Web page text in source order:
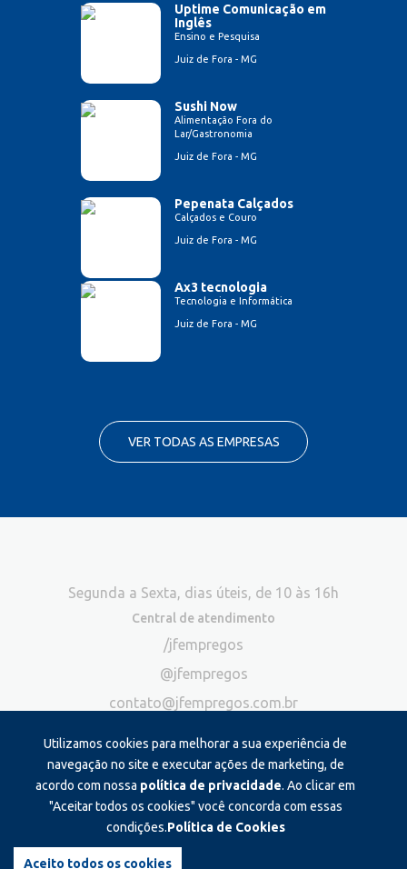
Uptime Comunicação em
Inglês
Ensino e Pesquisa
Juiz de Fora - MG
Sushi Now
Alimentação Fora do
Lar/Gastronomia
Juiz de Fora - MG
Pepenata Calçados
Calçados e Couro
Juiz de Fora - MG
Ax3 tecnologia
Tecnologia e Informática
Juiz de Fora - MG
VER TODAS AS EMPRESAS
Utilizamos cookies para melhorar a sua experiência de
navegação no site e executar ações de marketing, de
acordo com nossa política de privacidade. Ao clicar em
"Aceitar todos os cookies" você concorda com essas
condições.Política de Cookies
Aceito todos os cookies
Segunda a Sexta, dias úteis, de 10 às 16h
Central de atendimento
/jfempregos
@jfempregos
contato@jfempregos.com.br
Publicidade
*Exclusivo para atendimento via chat. Não atendemos ligações neste
canal
Produzido e administrado por: